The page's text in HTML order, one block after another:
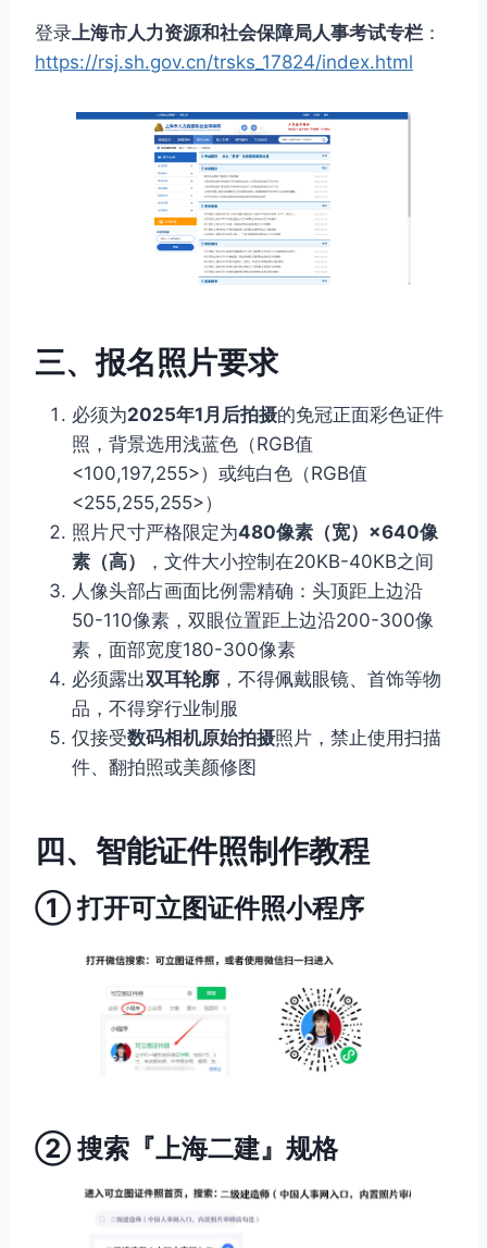
登录 上海市人力资源和社会保障局人事考试专栏 ：
https://rsj.sh.gov.cn/trsks_17824/index.html
三、报名照片要求
必须为2025年1月后拍摄的免冠正面彩色证件
照，背景选用浅蓝色（RGB值
<100,197,255>）或纯白色（RGB值
<255,255,255>）
照片尺寸严格限定为480像素（宽）×640像
素（高）
，文件大小控制在20KB-40KB之间
人像头部占画面比例需精确：头顶距上边沿
50-110像素，双眼位置距上边沿200-300像
素，面部宽度180-300像素
必须露出双耳轮廓 ，不得佩戴眼镜、首饰等物
品，不得穿行业制服
仅接受数码相机原始拍摄照片，禁止使用扫描
件、翻拍照或美颜修图
四、智能证件照制作教程
① 打开可立图证件照小程序
② 搜索『上海二建』规格